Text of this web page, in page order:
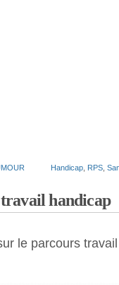
Handicap RPS
handicap
le parcours